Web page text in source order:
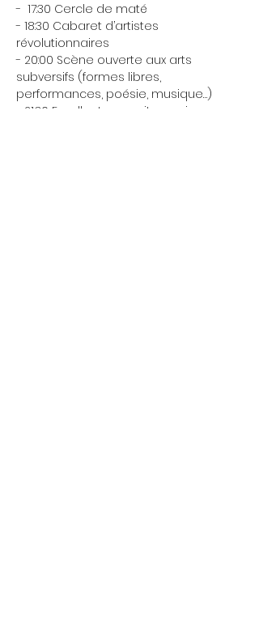
-  17:30 Cercle de maté
- 18:30 Cabaret d’artistes
révolutionnaires
- 20:00 Scène ouverte aux arts
subversifs (formes libres,
performances, poésie, musique…)
- 21:30 Excellente nourriture miam